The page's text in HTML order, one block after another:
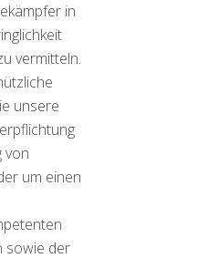
in
vermitteln.
unsere
von
um einen
sowie der